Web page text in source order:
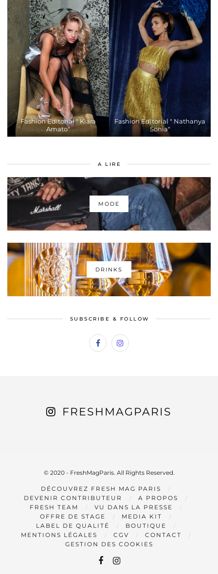
Fashion Editorial " Kiara
Amato"
Fashion Editorial " Nathanya
Sonia"
A LIRE
MODE
DRINKS
SUBSCRIBE & FOLLOW
FRESHMAGPARIS
© 2020 - FreshMagParis. All Rights Reserved.
DÉCOUVREZ FRESH MAG PARIS
DEVENIR CONTRIBUTEUR
A PROPOS
FRESH TEAM
VU DANS LA PRESSE
OFFRE DE STAGE
MEDIA KIT
LABEL DE QUALITÉ
BOUTIQUE
MENTIONS LÉGALES
CGV
CONTACT
GESTION DES COOKIES